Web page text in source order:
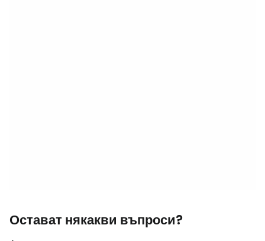
Остават някакви въпроси?